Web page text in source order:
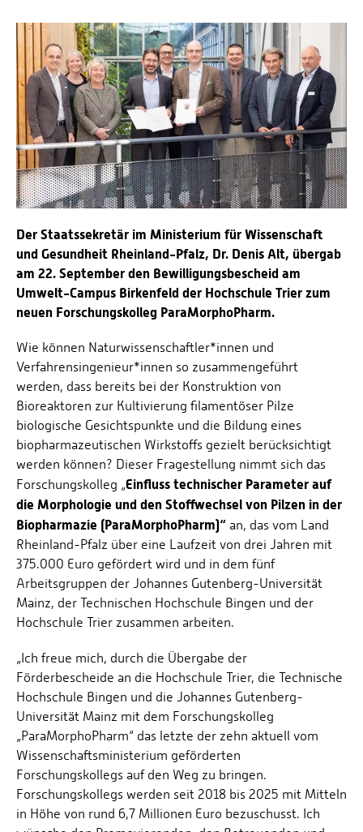
Schwerbehindertenvertretungen
Informationssicherheit
Personalentwicklung
Personensuche
Der Staatssekretär im Ministerium für Wissenschaft
und Gesundheit Rheinland-Pfalz, Dr. Denis Alt, übergab
am 22. September den Bewilligungsbescheid am
Umwelt-Campus Birkenfeld der Hochschule Trier zum
neuen Forschungskolleg ParaMorphoPharm.
Wie können Naturwissenschaftler*innen und
Verfahrensingenieur*innen so zusammengeführt
werden, dass bereits bei der Konstruktion von
Bioreaktoren zur Kultivierung filamentöser Pilze
biologische Gesichts­punkte und die Bildung eines
biopharmazeutischen Wirkstoffs gezielt berücksichtigt
werden können? Dieser Fragestellung nimmt sich das
Forschungskolleg „Einfluss technischer Parameter auf
die Morphologie und den Stoffwechsel von Pilzen in der
Biopharmazie (ParaMorphoPharm)“ an, das vom Land
Rheinland-Pfalz über eine Laufzeit von drei Jahren mit
375.000 Euro gefördert wird und in dem fünf
Arbeitsgruppen der Johannes Gutenberg-Universität
Mainz, der Technischen Hochschule Bingen und der
Hochschule Trier zusammen arbeiten.
„Ich freue mich, durch die Übergabe der
Förderbescheide an die Hochschule Trier, die Technische
Hochschule Bingen und die Johannes Gutenberg-
Universität Mainz mit dem Forschungskolleg
„ParaMorphoPharm“ das letzte der zehn aktuell vom
Wissenschaftsministerium geförderten
Forschungskollegs auf den Weg zu bringen.
Forschungskollegs werden seit 2018 bis 2025 mit Mitteln
in Höhe von rund 6,7 Millionen Euro bezuschusst. Ich